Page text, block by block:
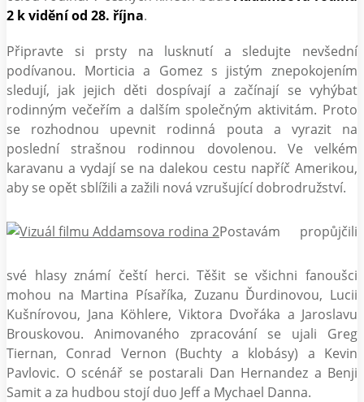
2 k vidění od 28. října.
Připravte si prsty na lusknutí a sledujte nevšední
podívanou. Morticia a Gomez s jistým znepokojením
sledují, jak jejich děti dospívají a začínají se vyhýbat
rodinným večeřím a dalším společným aktivitám. Proto
se rozhodnou upevnit rodinná pouta a vyrazit na
poslední strašnou rodinnou dovolenou. Ve velkém
karavanu a vydají se na dalekou cestu napříč Amerikou,
aby se opět sblížili a zažili nová vzrušující dobrodružství.
Postavám propůjčili
své hlasy známí čeští herci. Těšit se všichni fanoušci
mohou na Martina Písaříka, Zuzanu Ďurdinovou, Lucii
Kušnírovou, Jana Köhlere, Viktora Dvořáka a Jaroslavu
Brouskovou. Animovaného zpracování se ujali Greg
Tiernan, Conrad Vernon (Buchty a klobásy) a Kevin
Pavlovic. O scénář se postarali Dan Hernandez a Benji
Samit a za hudbou stojí duo Jeff a Mychael Danna.